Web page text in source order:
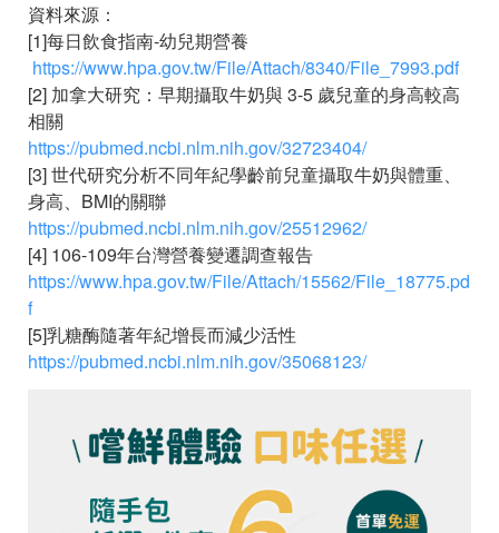
資料來源：
[1]每日飲食指南-幼兒期營養
https://www.hpa.gov.tw/File/Attach/8340/File_7993.pdf
[2] 加拿大研究：早期攝取牛奶與 3-5 歲兒童的身高較高
相關
https://pubmed.ncbi.nlm.nih.gov/32723404/
[3] 世代研究分析不同年紀學齡前兒童攝取牛奶與體重、
身高、BMI的關聯
https://pubmed.ncbi.nlm.nih.gov/25512962/
[4] 106-109年台灣營養變遷調查報告
https://www.hpa.gov.tw/File/Attach/15562/File_18775.pd
f
[5]乳糖酶隨著年紀增長而減少活性
https://pubmed.ncbi.nlm.nih.gov/35068123/